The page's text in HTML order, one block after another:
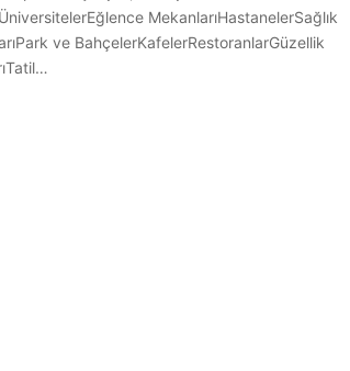
MekanlarıHastanelerSağlık
ve BahçelerKafelerRestoranlarGüzellik